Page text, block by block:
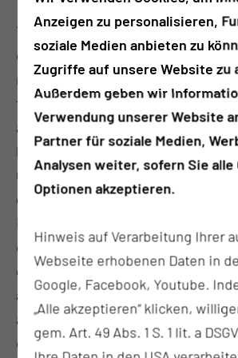
The COVID-19 pandemic revealed a
collaboration among research,
management in Germany as well as
there was a high demand for broad
across Germany, but as the
localized data became increasingly
Customized dashboards and tools
developed to provide timely and
information. In Saxony, the
created to predict short-term
demands, and while it was
adjustments and the initial
architecture of the application
customize and scale.
Anzeigen zu personalisieren,
soziale Medien anbieten zu
Zugriffe auf unsere Website zu
Außerdem geben wir
Verwendung unserer Website
Partner für soziale Medien,
Analysen weiter, sofern Sie alle
Optionen akzeptieren.
Hinweis auf Verarbeitung Ihrer
Webseite erhobenen Daten in
Google, Facebook, Youtube.
„Alle akzeptieren“ klicken,
gem. Art. 49 Abs. 1 S. 1 lit. a